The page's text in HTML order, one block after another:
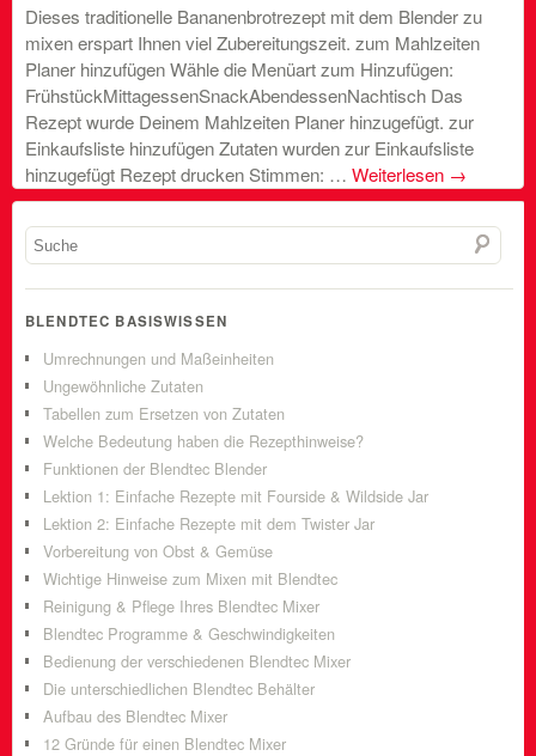
Dieses traditionelle Bananenbrotrezept mit dem Blender zu
mixen erspart Ihnen viel Zubereitungszeit. zum Mahlzeiten
Planer hinzufügen Wähle die Menüart zum Hinzufügen:
FrühstückMittagessenSnackAbendessenNachtisch Das
Rezept wurde Deinem Mahlzeiten Planer hinzugefügt. zur
Einkaufsliste hinzufügen Zutaten wurden zur Einkaufsliste
hinzugefügt Rezept drucken Stimmen: … Weiterlesen →
BLENDTEC BASISWISSEN
Umrechnungen und Maßeinheiten
Ungewöhnliche Zutaten
Tabellen zum Ersetzen von Zutaten
Welche Bedeutung haben die Rezepthinweise?
Funktionen der Blendtec Blender
Lektion 1: Einfache Rezepte mit Fourside & Wildside Jar
Lektion 2: Einfache Rezepte mit dem Twister Jar
Vorbereitung von Obst & Gemüse
Wichtige Hinweise zum Mixen mit Blendtec
Reinigung & Pflege Ihres Blendtec Mixer
Blendtec Programme & Geschwindigkeiten
Bedienung der verschiedenen Blendtec Mixer
Die unterschiedlichen Blendtec Behälter
Aufbau des Blendtec Mixer
12 Gründe für einen Blendtec Mixer